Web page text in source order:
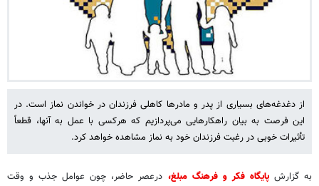
از دغدغه‌های بسیاری از پدر و مادرها کاهلی فرزندان در خواندن نماز است. در
این فرصت به بیان راهکارهایی می‌پردازیم که هرکسی با عمل به آنها، قطعاً
تأثیرات خوبی در رغبت فرزندان خود به نماز مشاهده خواهد کرد.
به گزارشپایگاه فکر و فرهنگ مبلغ، درعصر حاضر، چون عوامل جذب و وقت